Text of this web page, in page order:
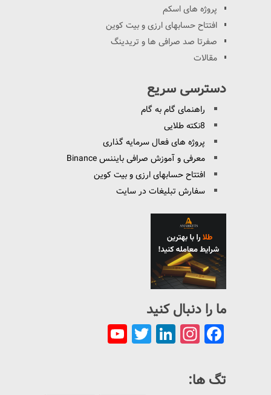
پروژه های اسکم
افتتاح حسابهای ارزی و بیت کوین
صفرتا صد صرافی ها و تریدینگ
مقالات
دسترسی سریع
راهنمای گام به گام
8نکته طلایی
پروژه های فعال سرمایه گذاری
معرفی و آموزش صرافی بایننس Binance
افتتاح حسابهای ارزی و بیت کوین
سفارش تبلیغات در سایت
ما را دنبال کنید
Facebook
Instagram
LinkedIn
Twitter
YouTube
Channel
تگ ها: